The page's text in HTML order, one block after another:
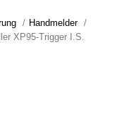
Handmelder
XP95-Trigger I.S.